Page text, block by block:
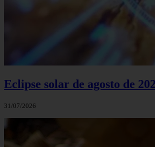
Eclipse solar de agosto de
31/07/2026